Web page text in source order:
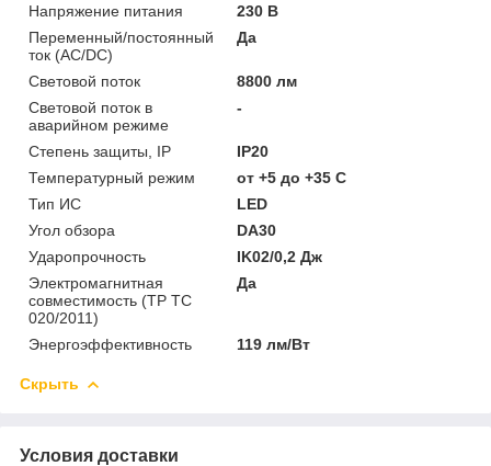
Напряжение питания
230 В
Переменный/постоянный
ток (AC/DC)
Да
Световой поток
8800 лм
Световой поток в
аварийном режиме
-
Степень защиты, IP
IP20
Температурный режим
от +5 до +35 C
Тип ИС
LED
Угол обзора
DA30
Ударопрочность
IK02/0,2 Дж
Электромагнитная
совместимость (ТР ТС
020/2011)
Да
Энергоэффективность 119 лм/Вт
Скрыть
Условия доставки